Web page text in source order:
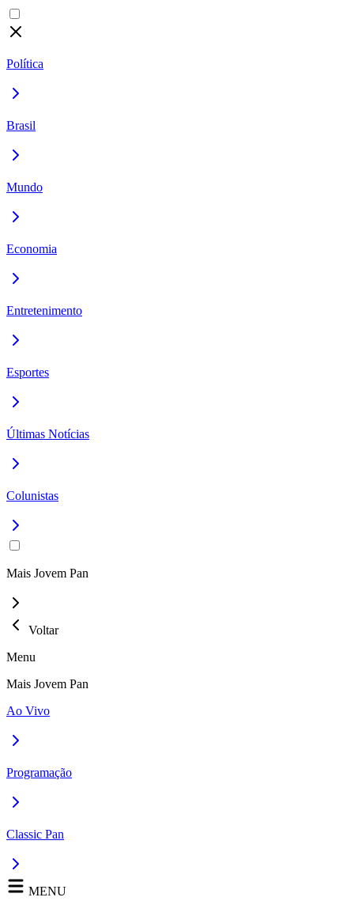
Política
Brasil
Mundo
Economia
Entretenimento
Esportes
Últimas Notícias
Colunistas
Mais Jovem Pan
Voltar
Menu
Mais Jovem Pan
Ao Vivo
Programação
Classic Pan
MENU